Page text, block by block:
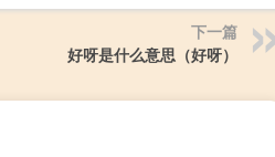
下一篇
好呀是什么意思（好呀）